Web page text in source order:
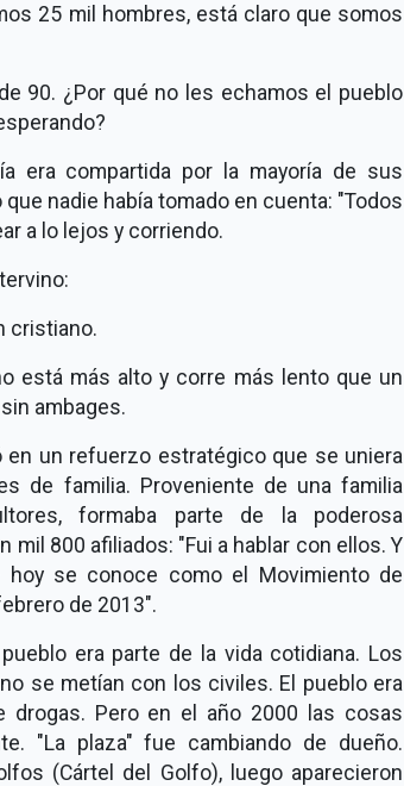
25 mil hombres, está claro que somos
90. ¿Por qué no les echamos el pueblo
era compartida por la mayoría de sus
nadie había tomado en cuenta: "Todos
a lo lejos y corriendo.
cristiano.
está más alto y corre más lento que un
ambages.
en un refuerzo estratégico que se uniera
de familia. Proveniente de una familia
formaba parte de la poderosa
mil 800 afiliados: "Fui a hablar con ellos. Y
hoy se conoce como el Movimiento de
de 2013".
era parte de la vida cotidiana. Los
se metían con los civiles. El pueblo era
drogas. Pero en el año 2000 las cosas
"La plaza" fue cambiando de dueño.
(Cártel del Golfo), luego aparecieron